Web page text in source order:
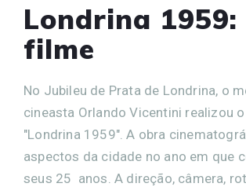
Londrina 1959:
filme
No Jubileu de Prata de Londrina, o
cineasta Orlando Vicentini realizou
"Londrina 1959". A obra
aspectos da cidade no ano em que
seus 25 anos. A direção, câmera,